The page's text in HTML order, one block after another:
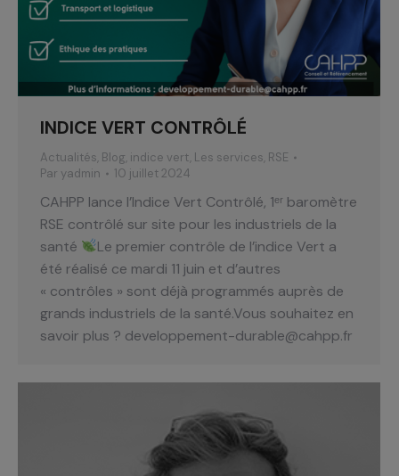
INDICE VERT CONTRÔLÉ
Actualités, Blog, indice vert, Les services, RSE
Par yadmin 10 juillet 2024
CAHPP lance l’Indice Vert Contrôlé, 1ᵉʳ baromètre
RSE contrôlé sur site pour les industriels de la
santé
Le premier contrôle de l’indice Vert a
été réalisé ce mardi 11 juin et d’autres
« contrôles » sont déjà programmés auprès de
grands industriels de la santé.Vous souhaitez en
savoir plus ? developpement-durable@cahpp.fr